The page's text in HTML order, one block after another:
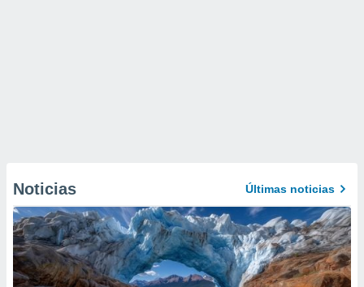
Noticias Últimas noticias